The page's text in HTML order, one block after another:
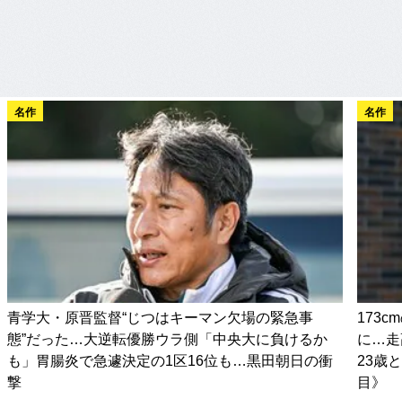
名作
青学大・原晋監督“じつはキーマン欠場の緊急事
態”だった…大逆転優勝ウラ側「中央大に負けるか
も」胃腸炎で急遽決定の1区16位も…黒田朝日の衝
撃
名作
に…走
23歳
目》